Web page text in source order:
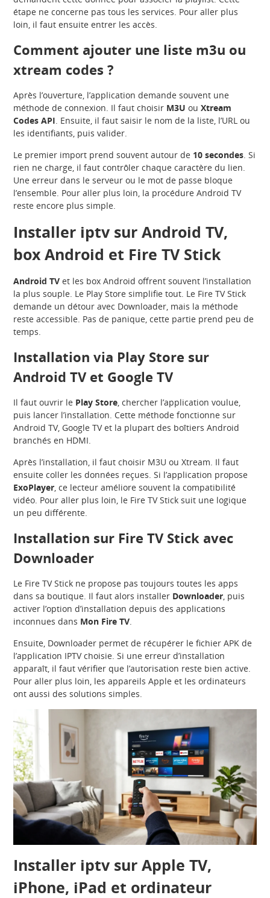
étape ne concerne pas tous les services. Pour aller plus
loin, il faut ensuite entrer les accès.
Comment ajouter une liste m3u ou
xtream codes ?
Après l’ouverture, l’application demande souvent une
méthode de connexion. Il faut choisir M3U ouXtream
Codes API . Ensuite, il faut saisir le nom de la liste, l’URL ou
les identifiants, puis valider.
Le premier import prend souvent autour de 10 secondes . Si
rien ne charge, il faut contrôler chaque caractère du lien.
Une erreur dans le serveur ou le mot de passe bloque
l’ensemble. Pour aller plus loin, la procédure Android TV
reste encore plus simple.
Installer iptv sur Android TV,
box Android et Fire TV Stick
Android TV et les box Android offrent souvent l’installation
la plus souple. Le Play Store simplifie tout. Le Fire TV Stick
demande un détour avec Downloader, mais la méthode
reste accessible. Pas de panique, cette partie prend peu de
temps.
Installation via Play Store sur
Android TV et Google TV
Il faut ouvrir le Play Store , chercher l’application voulue,
puis lancer l’installation. Cette méthode fonctionne sur
Android TV, Google TV et la plupart des boîtiers Android
branchés en HDMI.
Après l’installation, il faut choisir M3U ou Xtream. Il faut
ensuite coller les données reçues. Si l’application propose
ExoPlayer , ce lecteur améliore souvent la compatibilité
vidéo. Pour aller plus loin, le Fire TV Stick suit une logique
un peu différente.
Installation sur Fire TV Stick avec
Downloader
Le Fire TV Stick ne propose pas toujours toutes les apps
dans sa boutique. Il faut alors installer Downloader , puis
activer l’option d’installation depuis des applications
inconnues dans Mon Fire TV
Ensuite, Downloader permet de récupérer le fichier APK de
l’application IPTV choisie. Si une erreur d’installation
apparaît, il faut vérifier que l’autorisation reste bien active.
Pour aller plus loin, les appareils Apple et les ordinateurs
ont aussi des solutions simples.
Installer iptv sur Apple TV,
iPhone, iPad et ordinateur